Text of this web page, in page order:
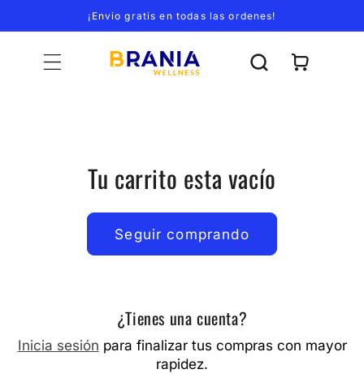
directamente
al contenido
¡Envio gratis en todas las ordenes!
Carrito
Tu carrito esta vacío
Seguir comprando
¿Tienes una cuenta?
Inicia sesión para finalizar tus compras con mayor
rapidez.